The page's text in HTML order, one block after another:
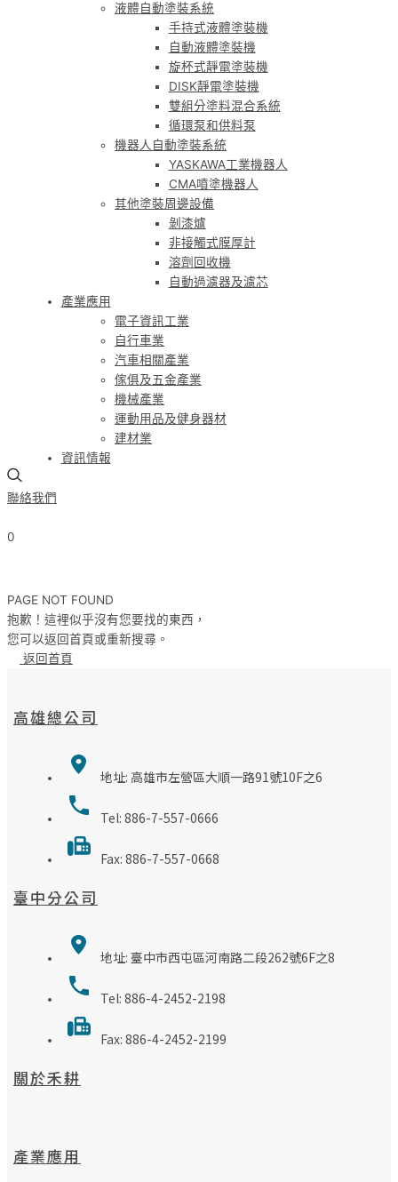
液體自動塗裝系統
手持式液體塗裝機
自動液體塗裝機
旋杯式靜電塗裝機
DISK靜電塗裝機
雙組分塗料混合系統
循環泵和供料泵
機器人自動塗裝系統
YASKAWA工業機器人
CMA噴塗機器人
其他塗裝周邊設備
剝漆爐
非接觸式膜厚計
溶劑回收機
自動過濾器及濾芯
產業應用
電子資訊工業
自行車業
汽車相關產業
傢俱及五金產業
機械產業
運動用品及健身器材
建材業
資訊情報
聯絡我們
0
PAGE NOT FOUND
抱歉！這裡似乎沒有您要找的東西，
您可以返回首頁或重新搜尋。
返回首頁
高雄總公司
地址: 高雄市左營區大順一路91號10F之6
Tel: 886-7-557-0666
Fax: 886-7-557-0668
臺中分公司
地址: 臺中市西屯區河南路二段262號6F之8
Tel: 886-4-2452-2198
Fax: 886-4-2452-2199
關於禾耕
產業應用